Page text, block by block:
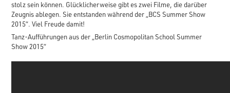
stolz sein können. Glücklicherweise gibt es zwei Filme, die darüber
Zeugnis ablegen. Sie entstanden während der „BCS Summer Show
2015“. Viel Freude damit!
Tanz-Aufführungen aus der „Berlin Cosmopolitan School Summer
Show 2015“